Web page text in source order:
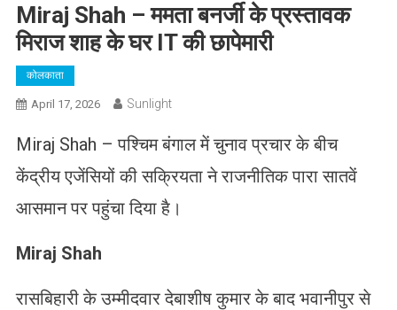
Miraj Shah – ममता बनर्जी के प्रस्तावक
मिराज शाह के घर IT की छापेमारी
कोलकाता
April 17, 2026 Sunlight
Miraj Shah – पश्चिम बंगाल में चुनाव प्रचार के बीच
केंद्रीय एजेंसियों की सक्रियता ने राजनीतिक पारा सातवें
आसमान पर पहुंचा दिया है।
Miraj Shah
रासबिहारी के उम्मीदवार देबाशीष कुमार के बाद भवानीपुर से